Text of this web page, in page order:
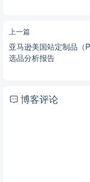
上一篇
亚马逊美国站定制品（
选品分析报告
博客评论